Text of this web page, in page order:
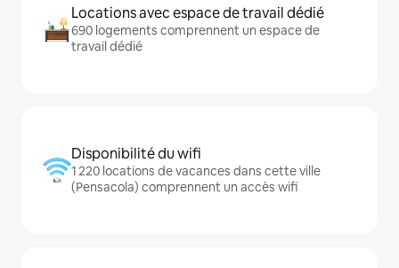
Locations avec espace de travail dédié
690 logements comprennent un espace de
travail dédié
Disponibilité du wifi
1 220 locations de vacances dans cette ville
(Pensacola) comprennent un accès wifi